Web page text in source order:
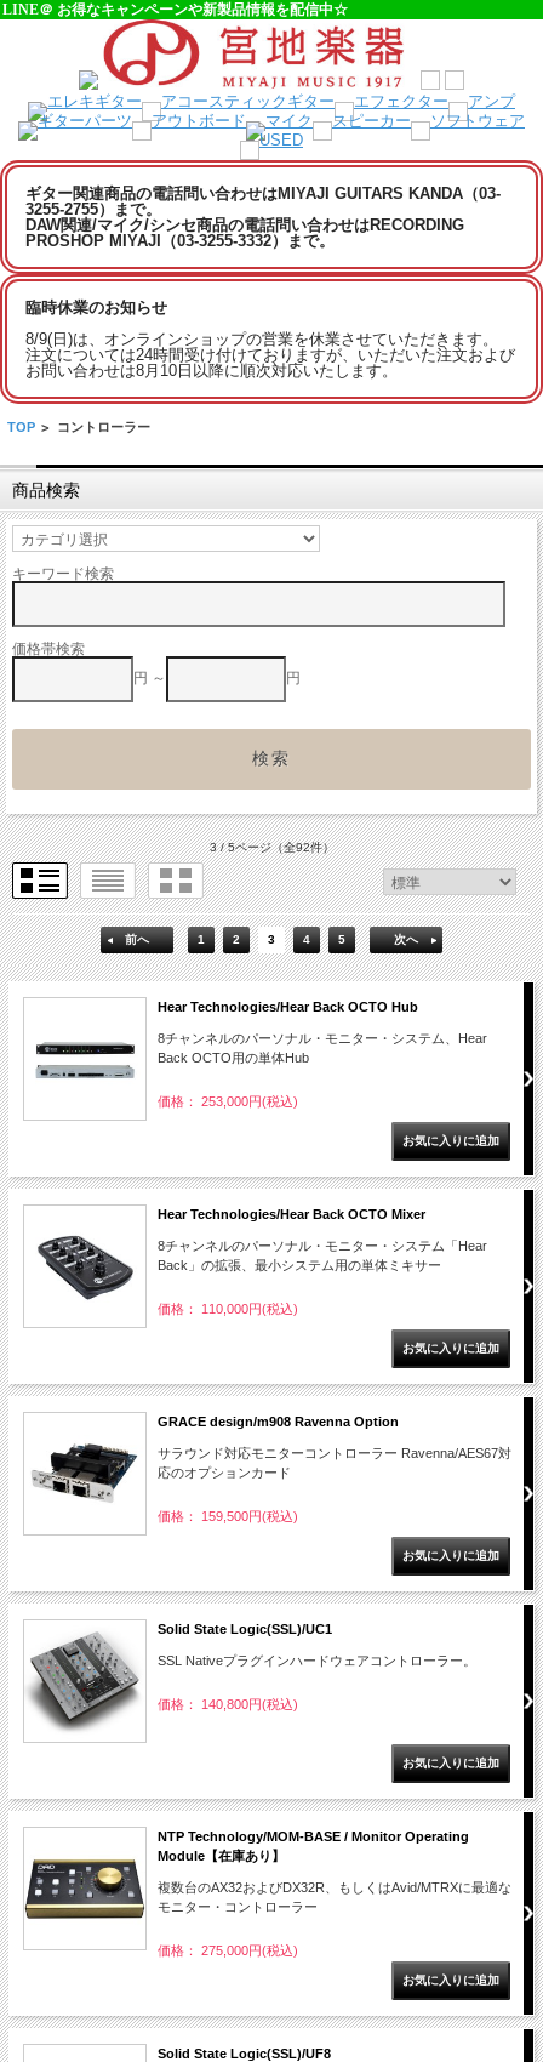
LINE＠ お得なキャンペーンや新製品情報を配信中☆
ギター関連商品の電話問い合わせはMIYAJI GUITARS KANDA（03-
3255-2755）まで。
DAW関連/マイク/シンセ商品の電話問い合わせはRECORDING
PROSHOP MIYAJI（03-3255-3332）まで。
臨時休業のお知らせ
8/9(日)は、オンラインショップの営業を休業させていただきます。
注文については24時間受け付けておりますが、いただいた注文および
お問い合わせは8月10日以降に順次対応いたします。
TOP > コントローラー
商品検索
キーワード検索
価格帯検索
円 ～
円
3 / 5ページ（全92件）
前へ 1 2 3 4 5 次へ
Hear Technologies/Hear Back OCTO Hub
8チャンネルのパーソナル・モニター・システム、Hear
Back OCTO用の単体Hub
価格： 253,000円(税込)
Hear Technologies/Hear Back OCTO Mixer
8チャンネルのパーソナル・モニター・システム「Hear
Back」の拡張、最小システム用の単体ミキサー
価格： 110,000円(税込)
GRACE design/m908 Ravenna Option
サラウンド対応モニターコントローラー Ravenna/AES67対
応のオプションカード
価格： 159,500円(税込)
Solid State Logic(SSL)/UC1
SSL Nativeプラグインハードウェアコントローラー。
価格： 140,800円(税込)
NTP Technology/MOM-BASE / Monitor Operating
Module【在庫あり】
複数台のAX32およびDX32R、もしくはAvid/MTRXに最適な
モニター・コントローラー
価格： 275,000円(税込)
Solid State Logic(SSL)/UF8